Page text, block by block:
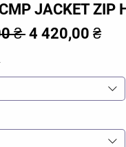
JACKET ZIP
₴ Звичайна
4 420,00 ₴За